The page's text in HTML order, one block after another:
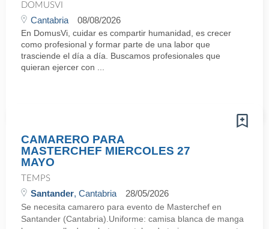
DOMUSVI
Cantabria 08/08/2026
En DomusVi, cuidar es compartir humanidad, es crecer
como profesional y formar parte de una labor que
trasciende el día a día. Buscamos profesionales que
quieran ejercer con ...
CAMARERO PARA
MASTERCHEF MIERCOLES 27
MAYO
TEMPS
Santander, Cantabria 28/05/2026
Se necesita camarero para evento de Masterchef en
Santander (Cantabria).Uniforme: camisa blanca de manga